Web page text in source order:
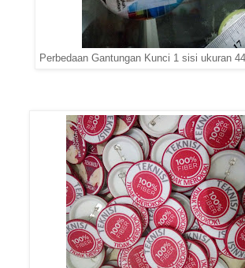
Perbedaan Gantungan Kunci 1 sisi ukuran